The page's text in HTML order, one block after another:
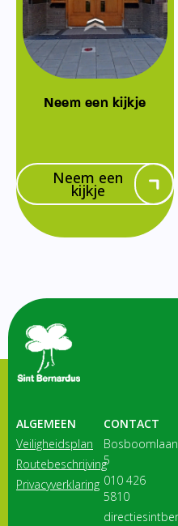
Neem een kijkje
Neem een
kijkje
ALGEMEEN
Veiligheidsplan
Routebeschrijving
Privacyverklaring
CONTACT
Bosboomlaan
5
010 426
5810